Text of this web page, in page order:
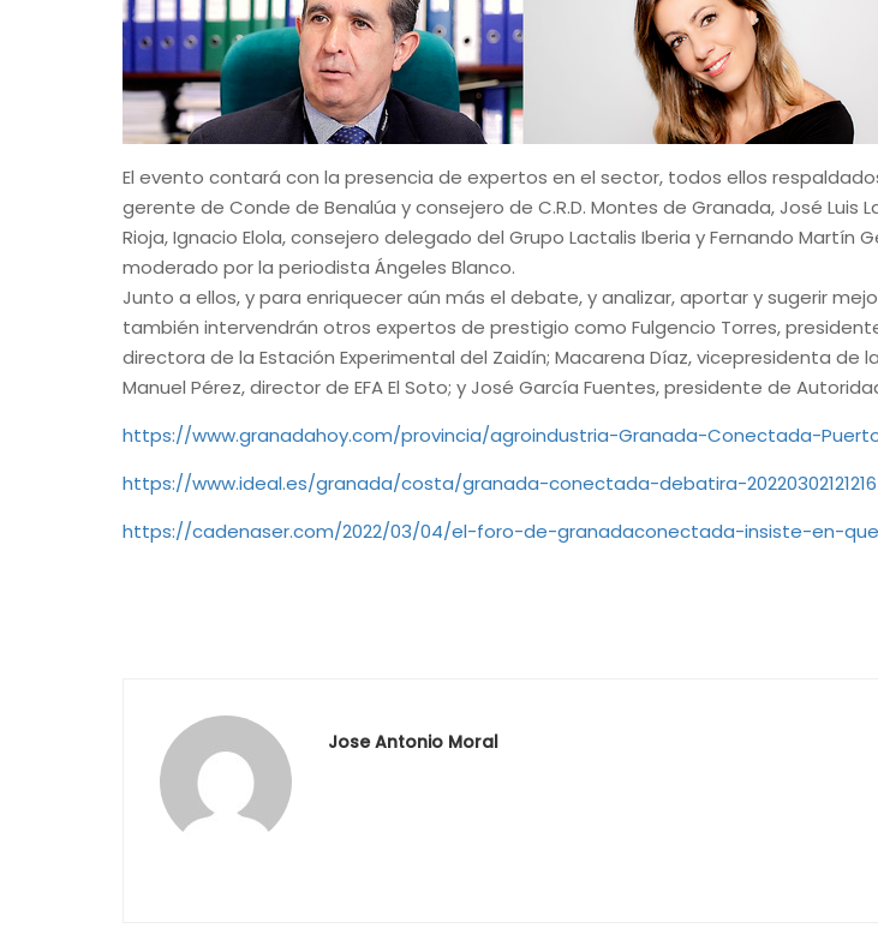
El evento contará con la presencia de expertos en el sector, todos ellos
gerente de Conde de Benalúa y consejero de C.R.D. Montes de Granada, José
Rioja, Ignacio Elola, consejero delegado del Grupo Lactalis Iberia y Fernando Martín
moderado por la periodista Ángeles Blanco.
Junto a ellos, y para enriquecer aún más el debate, y analizar, aportar y sugerir
también intervendrán otros expertos de prestigio como Fulgencio Torres,
directora de la Estación Experimental del Zaidín; Macarena Díaz, vicepresidenta
Manuel Pérez, director de EFA El Soto; y José García Fuentes, presidente de
https://www.granadahoy.com/provincia/agroindustria-Granada-Conectada-
https://www.ideal.es/granada/costa/granada-conectada-debatira-
https://cadenaser.com/2022/03/04/el-foro-de-granadaconectada-insiste-en-
Jose Antonio Moral